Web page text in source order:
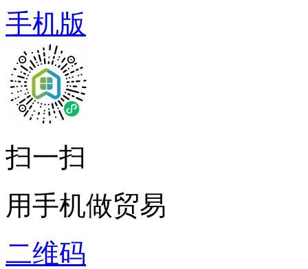
手机版
扫一扫
用手机做贸易
二维码